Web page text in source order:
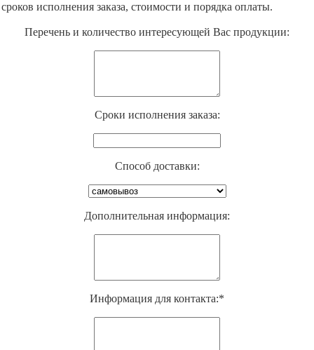
сроков исполнения заказа, стоимости и порядка оплаты.
Перечень и количество интересующей Вас продукции:
Cроки исполнения заказа:
Способ доставки:
Дополнительная информация:
Информация для контакта:*